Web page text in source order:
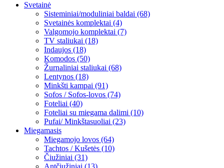
Svetainė
Sisteminiai/moduliniai baldai (68)
Svetainės komplektai (4)
Valgomojo komplektai (7)
TV staliukai (18)
Indaujos (18)
Komodos (50)
Žurnaliniai staliukai (68)
Lentynos (18)
Minkšti kampai (91)
Sofos / Sofos-lovos (74)
Foteliai (40)
Foteliai su miegama dalimi (10)
Pufai/ Minkštasuoliai (23)
Miegamasis
Miegamojo lovos (64)
Tachtos / Kušetės (10)
Čiužiniai (31)
Antčiužiniai (13)